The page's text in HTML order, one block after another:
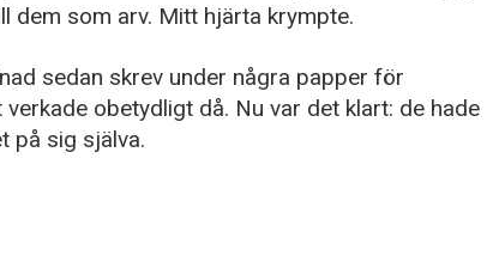
dem som arv. Mitt hjärta krympte.
sedan skrev under några papper för
verkade obetydligt då. Nu var det klart: de hade
på sig själva.